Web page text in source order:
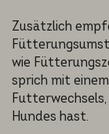
Zusätzlich
wie
sprich mit
Hundes hast.